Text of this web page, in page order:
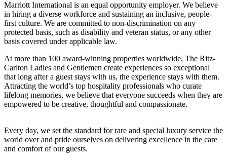
Marriott International is an equal opportunity employer. We believe
in hiring a diverse workforce and sustaining an inclusive, people-
first culture. We are committed to non-discrimination on any
protected basis, such as disability and veteran status, or any other
basis covered under applicable law.
At more than 100 award-winning properties worldwide, The Ritz-
Carlton Ladies and Gentlemen create experiences so exceptional
that long after a guest stays with us, the experience stays with them.
Attracting the world’s top hospitality professionals who curate
lifelong memories, we believe that everyone succeeds when they are
empowered to be creative, thoughtful and compassionate.
Every day, we set the standard for rare and special luxury service the
world over and pride ourselves on delivering excellence in the care
and comfort of our guests.